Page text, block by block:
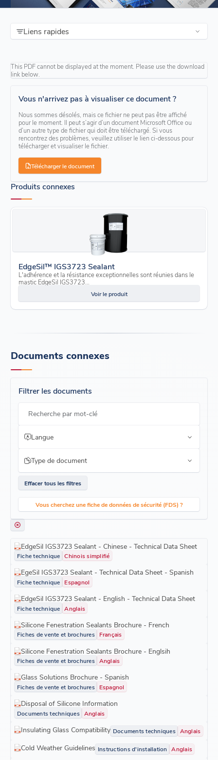
Liens rapides
This PDF cannot be displayed at the moment. Please use the download
link below.
Vous n'arrivez pas à visualiser ce document ?
Nous sommes désolés, mais ce fichier ne peut pas être affiché
pour le moment. Il peut s’agir d’un document Microsoft Office ou
d’un autre type de fichier qui doit être téléchargé. Si vous
rencontrez des problèmes, veuillez utiliser le lien ci-dessous pour
télécharger et visualiser le fichier.
Télécharger le document
Produits connexes
EdgeSil™ IGS3723 Sealant
L'adhérence et la résistance exceptionnelles sont réunies dans le
mastic EdgeSil IGS3723...
Voir le produit
Documents connexes
Filtrer les documents
Recherche par mot-clé
Langue
Type de document
Effacer tous les filtres
Vous cherchez une fiche de données de sécurité (FDS) ?
EdgeSil IGS3723 Sealant - Chinese - Technical Data Sheet
Fiche technique Chinois simplifié
EgeSil IGS3723 Sealant - Technical Data Sheet - Spanish
Fiche technique Espagnol
EdgeSil IGS3723 Sealant - English - Technical Data Sheet
Fiche technique Anglais
Silicone Fenestration Sealants Brochure - French
Fiches de vente et brochures Français
Silicone Fenestration Sealants Brochure - Englsih
Fiches de vente et brochures Anglais
Glass Solutions Brochure - Spanish
Fiches de vente et brochures Espagnol
Disposal of Silicone Information
Documents techniques Anglais
Insulating Glass Compatibility Documents techniques Anglais
Cold Weather Guidelines Instructions d'installation Anglais